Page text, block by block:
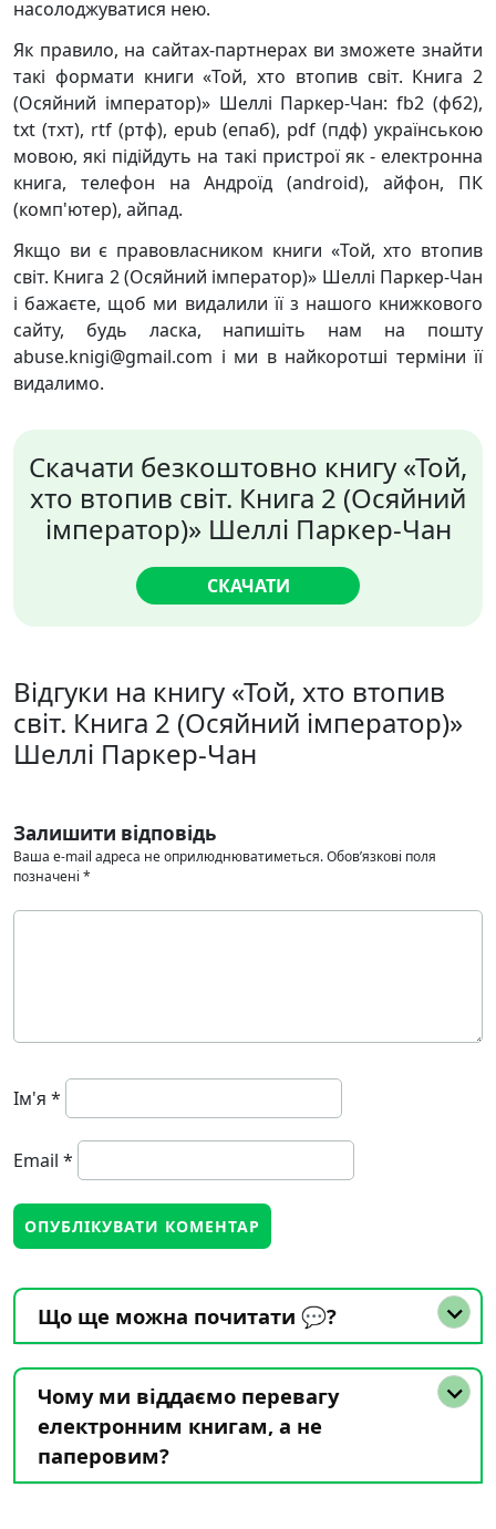
насолоджуватися нею.
Як правило, на сайтах-партнерах ви зможете знайти
такі формати книги «Той, хто втопив світ. Книга 2
(Осяйний імператор)» Шеллі Паркер-Чан: fb2 (фб2),
txt (тхт), rtf (ртф), epub (епаб), pdf (пдф) українською
мовою, які підійдуть на такі пристрої як - електронна
книга, телефон на Андроїд (android), айфон, ПК
(комп'ютер), айпад.
Якщо ви є правовласником книги «Той, хто втопив
світ. Книга 2 (Осяйний імператор)» Шеллі Паркер-Чан
і бажаєте, щоб ми видалили її з нашого книжкового
сайту, будь ласка, напишіть нам на пошту
abuse.knigi@gmail.com і ми в найкоротші терміни її
видалимо.
Скачати безкоштовно книгу «Той,
хто втопив світ. Книга 2 (Осяйний
імператор)» Шеллі Паркер-Чан
СКАЧАТИ
Відгуки на книгу «Той, хто втопив
світ. Книга 2 (Осяйний імператор)»
Шеллі Паркер-Чан
Залишити відповідь
Ваша e-mail адреса не оприлюднюватиметься.Обов’язкові поля
позначені *
Ім'я *
Email *
Що ще можна почитати 💬?
Чому ми віддаємо перевагу
електронним книгам, а не
паперовим?